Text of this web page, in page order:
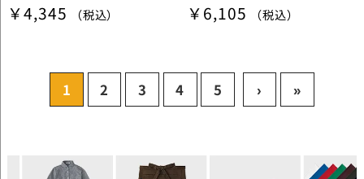
￥4,345 （税込） ￥6,105 （税込）
1 2 3 4 5 › »